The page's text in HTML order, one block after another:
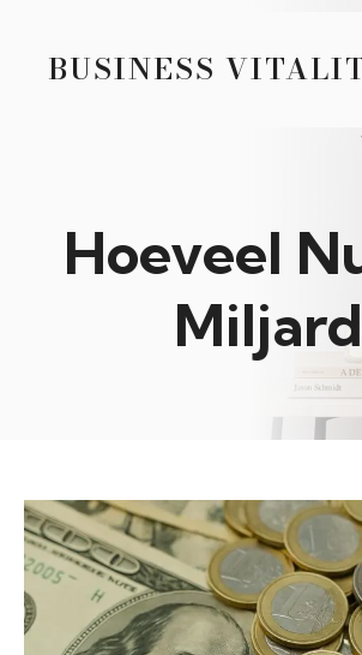
BUSINESS
Hoeveel
Miljard